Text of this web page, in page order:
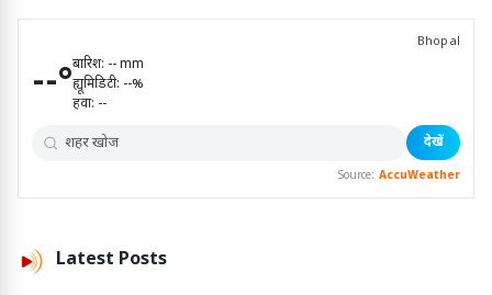
Bhopal
--°बारिश: --mm
ह्यूमिडिटी: --%
हवा: --
देखें
Source: AccuWeather
Latest Posts